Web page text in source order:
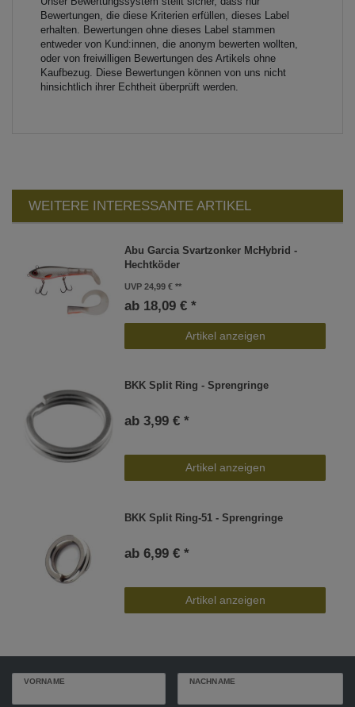
Bewertungen, die diese Kriterien erfüllen, dieses Label
erhalten. Bewertungen ohne dieses Label stammen
entweder von Kund:innen, die anonym bewerten wollten,
oder von freiwilligen Bewertungen des Artikels ohne
Kaufbezug. Diese Bewertungen können von uns nicht
hinsichtlich ihrer Echtheit überprüft werden.
WEITERE INTERESSANTE ARTIKEL
Abu Garcia Svartzonker McHybrid -
Hechtköder
UVP 24,99 €
ab 18,09 € *
Artikel anzeigen
BKK Split Ring - Sprengringe
ab 3,99 € *
Artikel anzeigen
BKK Split Ring-51 - Sprengringe
ab 6,99 € *
Artikel anzeigen
VORNAME NACHNAME